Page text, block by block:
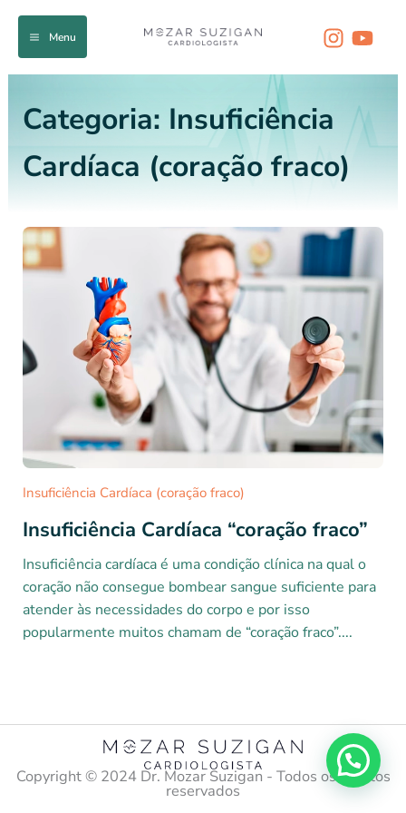
Menu
Categoria: Insuficiência
Cardíaca (coração fraco)
Insuficiência Cardíaca (coração fraco)
Insuficiência Cardíaca “coração fraco”
Insuficiência cardíaca é uma condição clínica na qual o
coração não consegue bombear sangue suficiente para
atender às necessidades do corpo e por isso
popularmente muitos chamam de “coração fraco”....
Copyright ©️ 2024 Dr. Mozar Suzigan - Todos os direitos
reservados